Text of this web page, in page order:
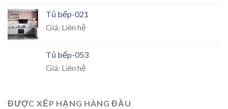
Tủ bếp-021
Giá: Liên hệ
Tủ bếp-053
Giá: Liên hệ
ĐƯỢC XẾP HẠNG HÀNG ĐẦU